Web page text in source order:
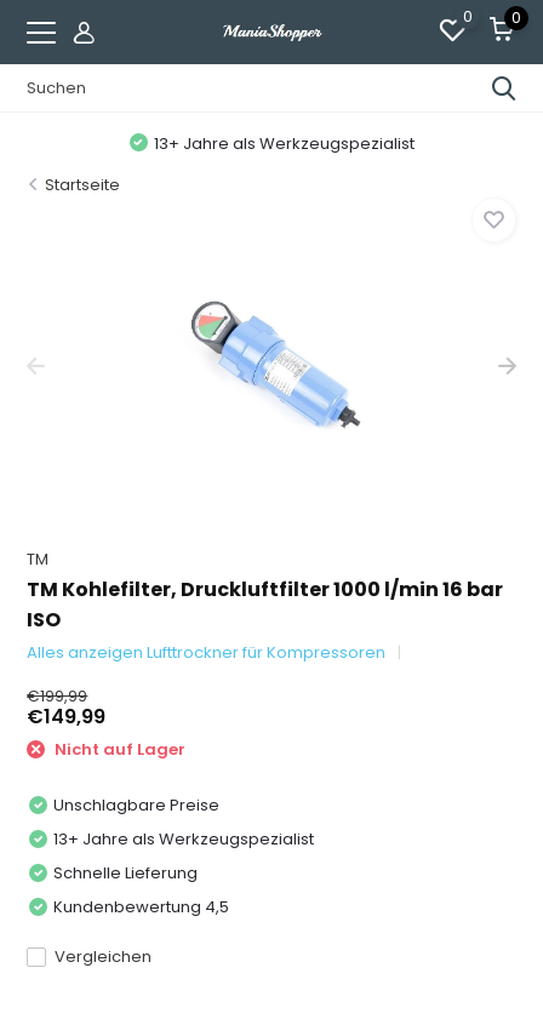
0 0
13+ Jahre als Werkzeugspezialist
Startseite
TM
TM Kohlefilter, Druckluftfilter 1000 l/min 16 bar
ISO
Alles anzeigen Lufttrockner für Kompressoren
€199,99
€149,99
Nicht auf Lager
Unschlagbare Preise
13+ Jahre als Werkzeugspezialist
Schnelle Lieferung
Kundenbewertung 4,5
Vergleichen